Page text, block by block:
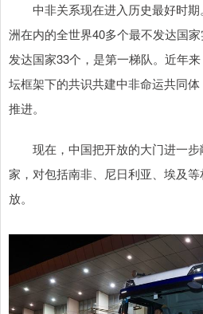
中非关系现在进入历史最好时期
洲在内的全世界40多个最不发达国
发达国家33个，是第一梯队。近年
坛框架下的共识共建中非命运共同
推进。
现在，中国把开放的大门进一步
家，对包括南非、尼日利亚、埃及
放。